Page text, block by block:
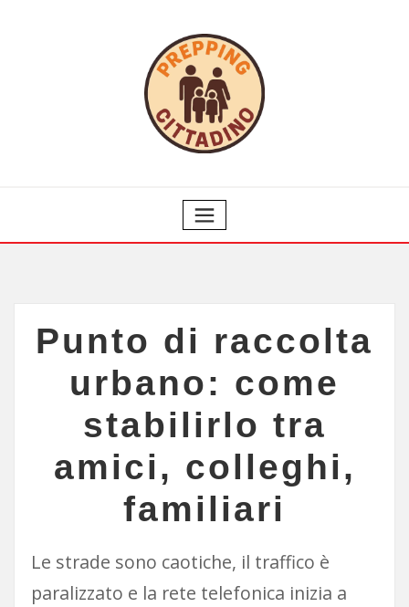
Punto di raccolta
urbano: come
stabilirlo tra
amici, colleghi,
familiari
Le strade sono caotiche, il traffico è
paralizzato e la rete telefonica inizia a